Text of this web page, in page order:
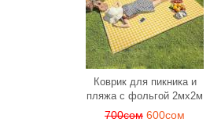
Коврик для пикника и
пляжа с фольгой 2мх2м
700сом 600сом